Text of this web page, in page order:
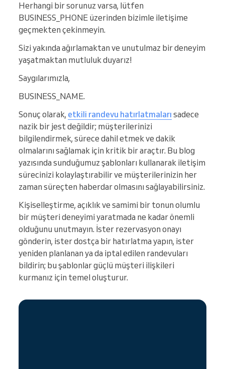
Herhangi bir sorunuz varsa, lütfen
BUSINESS_PHONE üzerinden bizimle iletişime
geçmekten çekinmeyin.
Sizi yakında ağırlamaktan ve unutulmaz bir deneyim
yaşatmaktan mutluluk duyarız!
Saygılarımızla,
BUSINESS_NAME.
Sonuç olarak, etkili randevu hatırlatmaları sadece
nazik bir jest değildir; müşterilerinizi
bilgilendirmek, sürece dahil etmek ve dakik
olmalarını sağlamak için kritik bir araçtır. Bu blog
yazısında sunduğumuz şablonları kullanarak iletişim
sürecinizi kolaylaştırabilir ve müşterilerinizin her
zaman süreçten haberdar olmasını sağlayabilirsiniz.
Kişiselleştirme, açıklık ve samimi bir tonun olumlu
bir müşteri deneyimi yaratmada ne kadar önemli
olduğunu unutmayın. İster rezervasyon onayı
gönderin, ister dostça bir hatırlatma yapın, ister
yeniden planlanan ya da iptal edilen randevuları
bildirin; bu şablonlar güçlü müşteri ilişkileri
kurmanız için temel oluşturur.